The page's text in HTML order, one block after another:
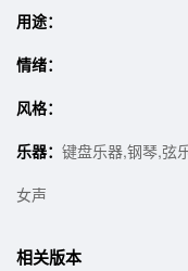
用途：
情绪：
风格：
乐器： 键盘乐器,钢琴,弦
女声
相关版本